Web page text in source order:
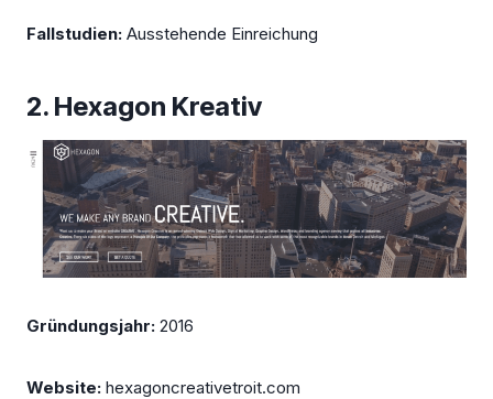
Fallstudien: Ausstehende Einreichung
2. Hexagon Kreativ
Gründungsjahr: 2016
Website: hexagoncreativetroit.com